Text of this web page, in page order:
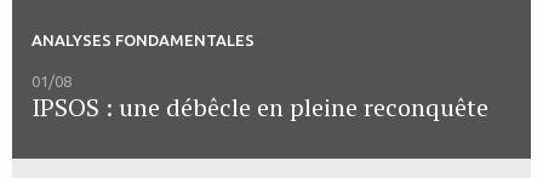
ANALYSES FONDAMENTALES
01/08
IPSOS : une débêcle en pleine reconquête